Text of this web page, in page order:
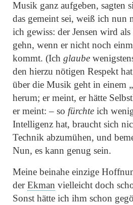
Musik ganz aufgeben, sagten
das gemeint sei, weiß ich nun
ich gewiss: der Jensen wird
gehn, wenn er nicht noch
kommt. (Ich glaube
den hierzu nötigen Respekt
über die Musik geht in einem
herum; er meint, er hätte
er meint: – so fürchte ich
Intelligenz hat, braucht sich
Technik abzumühen, und
Nun, es kann genug sein.
Meine beinahe einzige
derEkman vielleicht doch
Sonst hätte ich ihm schon